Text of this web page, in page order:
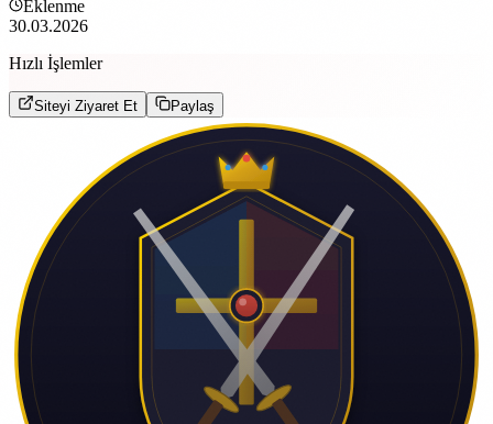
Eklenme
30.03.2026
Hızlı İşlemler
Siteyi Ziyaret Et Paylaş